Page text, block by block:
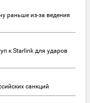
раньше из-за ведения
к Starlink для ударов
санкций